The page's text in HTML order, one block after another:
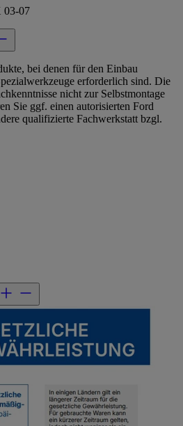
03-07
bei denen für den Einbau
erforderlich sind. Die
nicht zur Selbstmontage
Sie ggf. einen autorisierten Ford
qualifizierte Fachwerkstatt bzgl.